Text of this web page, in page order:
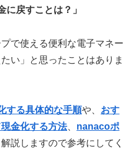
に戻すことは？」
で使える便利な電子マネー
い」と思ったことはありま
する具体的な手順や、 おす
金化する方法、 nanacoポ
説しますので参考にしてく